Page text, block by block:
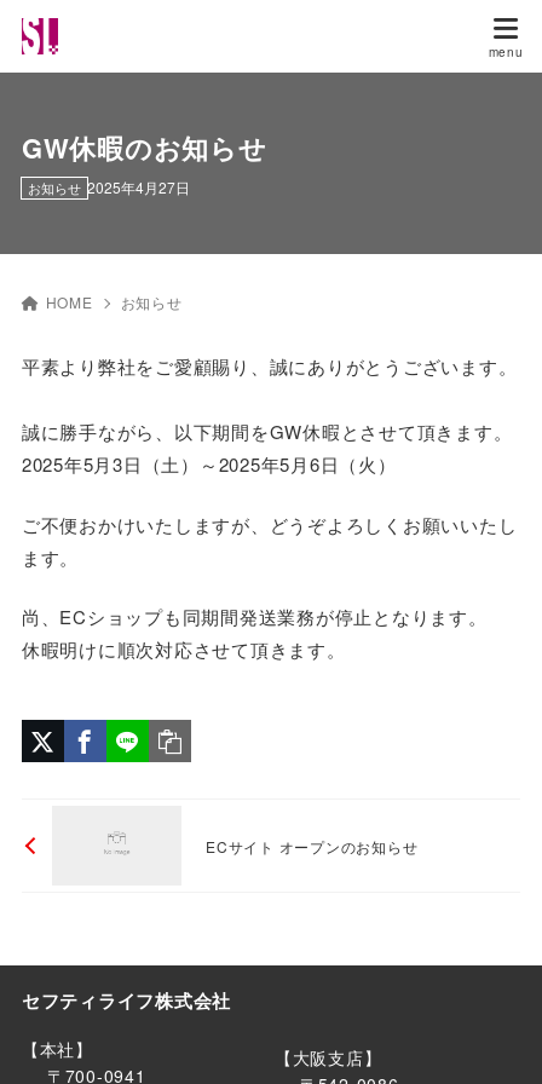
GW休暇のお知らせ
2025年4月27日
お知らせ
HOME お知らせ
平素より弊社をご愛顧賜り、誠にありがとうございます。
誠に勝手ながら、以下期間をGW休暇とさせて頂きます。
2025年5月3日（土）～2025年5月6日（火）
ご不便おかけいたしますが、どうぞよろしくお願いいたし
ます。
尚、ECショップも同期間発送業務が停止となります。
休暇明けに順次対応させて頂きます。
ECサイト オープンのお知らせ
セフティライフ株式会社
【本社】
〒700-0941
【大阪支店】